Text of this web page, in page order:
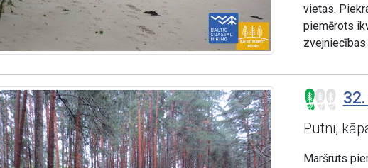
vietas.
piemērots
zvejniecības
Putni,
Maršruts